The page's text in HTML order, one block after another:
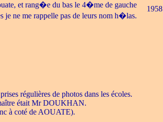
et rang�e du bas le 4�me de gauche
je ne me rappelle pas de leurs nom h�las.
1958
régulières de photos dans les écoles.
était Mr DOUKHAN.
à coté de AOUATE).